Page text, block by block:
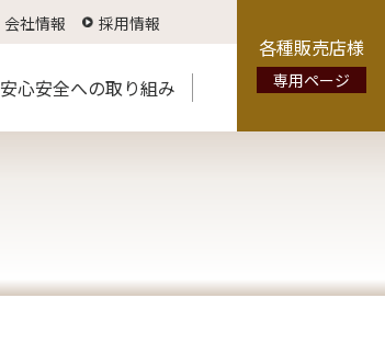
会社情報 採用情報
安心安全への取り組み
各種販売店様
専用ページ